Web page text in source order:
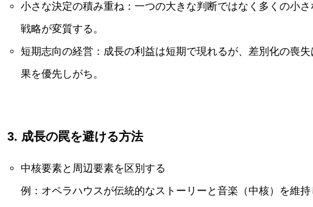
小さな決定の積み重ね：一つの大きな判断ではなく多くの小
戦略が変質する。
短期志向の経営：成長の利益は短期で現れるが、差別化の喪
果を優先しがち。
3. 成長の罠を避ける方法
中核要素と周辺要素を区別する
例：オペラハウスが伝統的なストーリーと音楽（中核）を維